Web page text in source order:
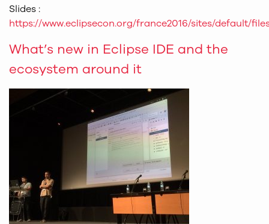
Slides :
https://www.eclipsecon.org/france2016/sites/default/
What’s new in Eclipse IDE and the
ecosystem around it